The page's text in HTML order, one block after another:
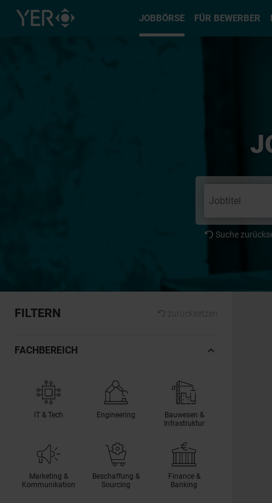
JOBBÖRSE FÜR BEWERBER
Typ
Suche
FILTERN zurücksetzen
FACHBEREICH
IT & Tech Engineering
Bauwesen &
Infrastruktur
Marketing &
Kommunikation
Beschaffung &
Sourcing
Finance &
Banking